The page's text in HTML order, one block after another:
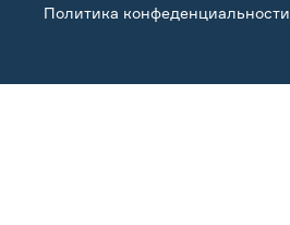
Политика конфеденциальности